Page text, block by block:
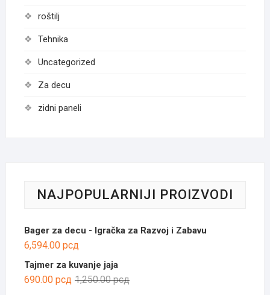
roštilj
Tehnika
Uncategorized
Za decu
zidni paneli
NAJPOPULARNIJI PROIZVODI
Bager za decu - Igračka za Razvoj i Zabavu
6,594.00 рсд
Tajmer za kuvanje jaja
1,250.00рсдОригинална
690.00 рсд
Тренутна